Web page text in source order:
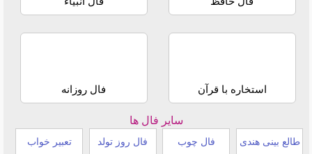
استخاره با قرآن فال روزانه
سایر فال ها
طالع بینی هندی فال چوب فال روز تولد تعبیر خواب